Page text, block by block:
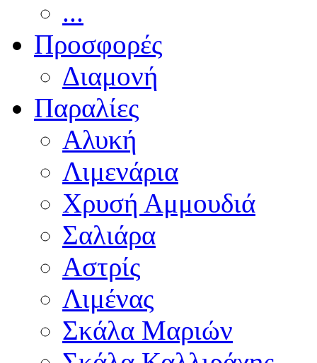
...
Προσφορές
Διαμονή
Παραλίες
Αλυκή
Λιμενάρια
Χρυσή Αμμουδιά
Σαλιάρα
Αστρίς
Λιμένας
Σκάλα Μαριών